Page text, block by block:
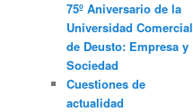
75º Aniversario de la
Universidad Comercial
de Deusto: Empresa y
Sociedad
Cuestiones de
actualidad